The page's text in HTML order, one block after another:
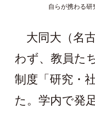
自らが携わる
大同大（名
わず、教員た
制度「研究・
た。学内で発